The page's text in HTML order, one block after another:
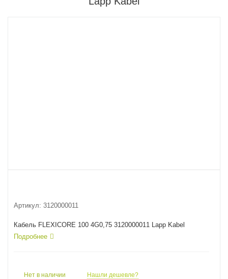
Артикул: 3120000011
Кабель FLEXICORE 100 4G0,75 3120000011 Lapp Kabel
Подробнее
Нет в наличии Нашли дешевле?